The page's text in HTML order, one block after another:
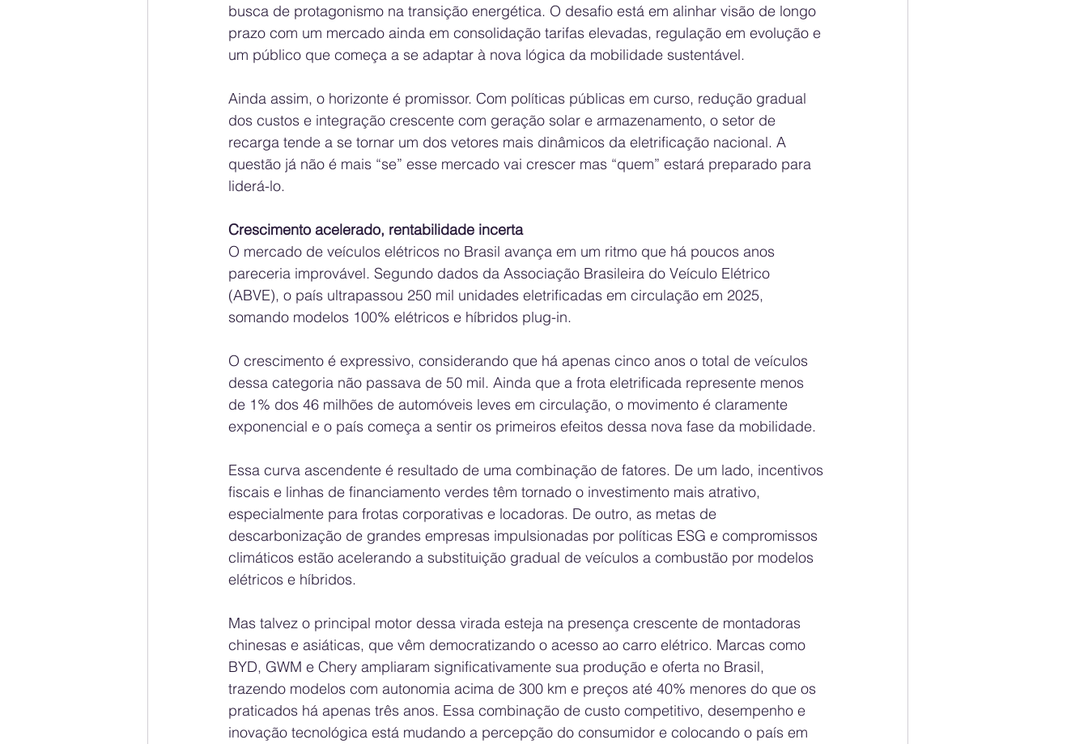
busca de protagonismo na transição energética. O desafio está em alinhar visão de longo
prazo com um mercado ainda em consolidação tarifas elevadas, regulação em evolução e
um público que começa a se adaptar à nova lógica da mobilidade sustentável.
Ainda assim, o horizonte é promissor. Com políticas públicas em curso, redução gradual
dos custos e integração crescente com geração solar e armazenamento, o setor de
recarga tende a se tornar um dos vetores mais dinâmicos da eletrificação nacional. A
questão já não é mais “se” esse mercado vai crescer mas “quem” estará preparado para
liderá-lo.
Crescimento acelerado, rentabilidade incerta
O mercado de veículos elétricos no Brasil avança em um ritmo que há poucos anos
pareceria improvável. Segundo dados da Associação Brasileira do Veículo Elétrico
(ABVE), o país ultrapassou 250 mil unidades eletrificadas em circulação em 2025,
somando modelos 100% elétricos e híbridos plug-in.
O crescimento é expressivo, considerando que há apenas cinco anos o total de veículos
dessa categoria não passava de 50 mil. Ainda que a frota eletrificada represente menos
de 1% dos 46 milhões de automóveis leves em circulação, o movimento é claramente
exponencial e o país começa a sentir os primeiros efeitos dessa nova fase da mobilidade.
Essa curva ascendente é resultado de uma combinação de fatores. De um lado, incentivos
fiscais e linhas de financiamento verdes têm tornado o investimento mais atrativo,
especialmente para frotas corporativas e locadoras. De outro, as metas de
descarbonização de grandes empresas impulsionadas por políticas ESG e compromissos
climáticos estão acelerando a substituição gradual de veículos a combustão por modelos
elétricos e híbridos.
Mas talvez o principal motor dessa virada esteja na presença crescente de montadoras
chinesas e asiáticas, que vêm democratizando o acesso ao carro elétrico. Marcas como
BYD, GWM e Chery ampliaram significativamente sua produção e oferta no Brasil,
trazendo modelos com autonomia acima de 300 km e preços até 40% menores do que os
praticados há apenas três anos. Essa combinação de custo competitivo, desempenho e
inovação tecnológica está mudando a percepção do consumidor e colocando o país em